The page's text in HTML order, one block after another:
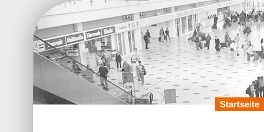
Startseite